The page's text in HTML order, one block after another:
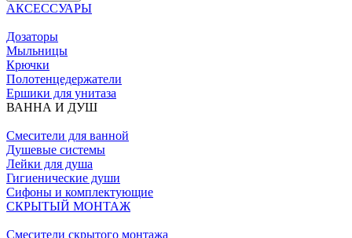
АКСЕССУАРЫ
Дозаторы
Мыльницы
Крючки
Полотенцедержатели
Ершики для унитаза
ВАННА И ДУШ
Смесители для ванной
Душевые системы
Лейки для душа
Гигиенические души
Сифоны и комплектующие
СКРЫТЫЙ МОНТАЖ
Смесители скрытого монтажа